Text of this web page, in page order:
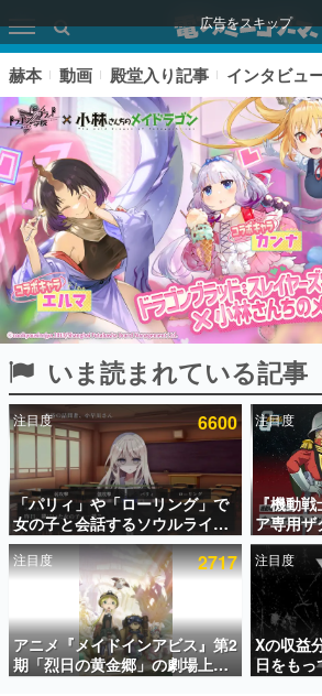
広告をスキップ
ピックアップ
電ファミのいま読まれている記事ランキング
アプリセール情報
インタビュー
連載・特集一覧
殿堂入り記事
SNS拡散数が数千以上！ ページ
ど。多くの人々に読まれた、電フ
事をまとめました。
赫本 動画 殿堂入り記事 インタビュ
いま読まれている記事
注目度 6600
「パリィ」や「ローリング」で
女の子と会話するソウルライク
恋愛ゲーム『小早川さんはソウ
ルライク』無料公開。返事に失
敗すると「YOU DIED」
注目度
『機動
ア専用
散水ホー
本体には
ークや
ム、型
注目度 2717
アニメ『メイドインアビス』第2
期「烈日の黄金郷」の劇場上映
が決定！レグ役・伊瀬茉莉也さ
注目度
Xの収益
日をも
化制度